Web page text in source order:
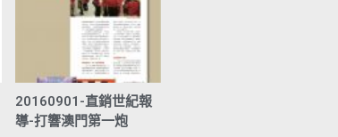
20160901-直銷世紀報
導-打響澳門第一炮